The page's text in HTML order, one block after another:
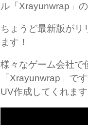
ル「Xrayunwrap」
ちょうど最新版がリ
ます！
様々なゲーム会社で
「Xrayunwrap」で
UV作成してくれま